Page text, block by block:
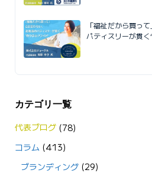
「福祉だから買っ
パティスリーが貫
カテゴリ一覧
代表ブログ(78)
コラム (413)
ブランディング (29)